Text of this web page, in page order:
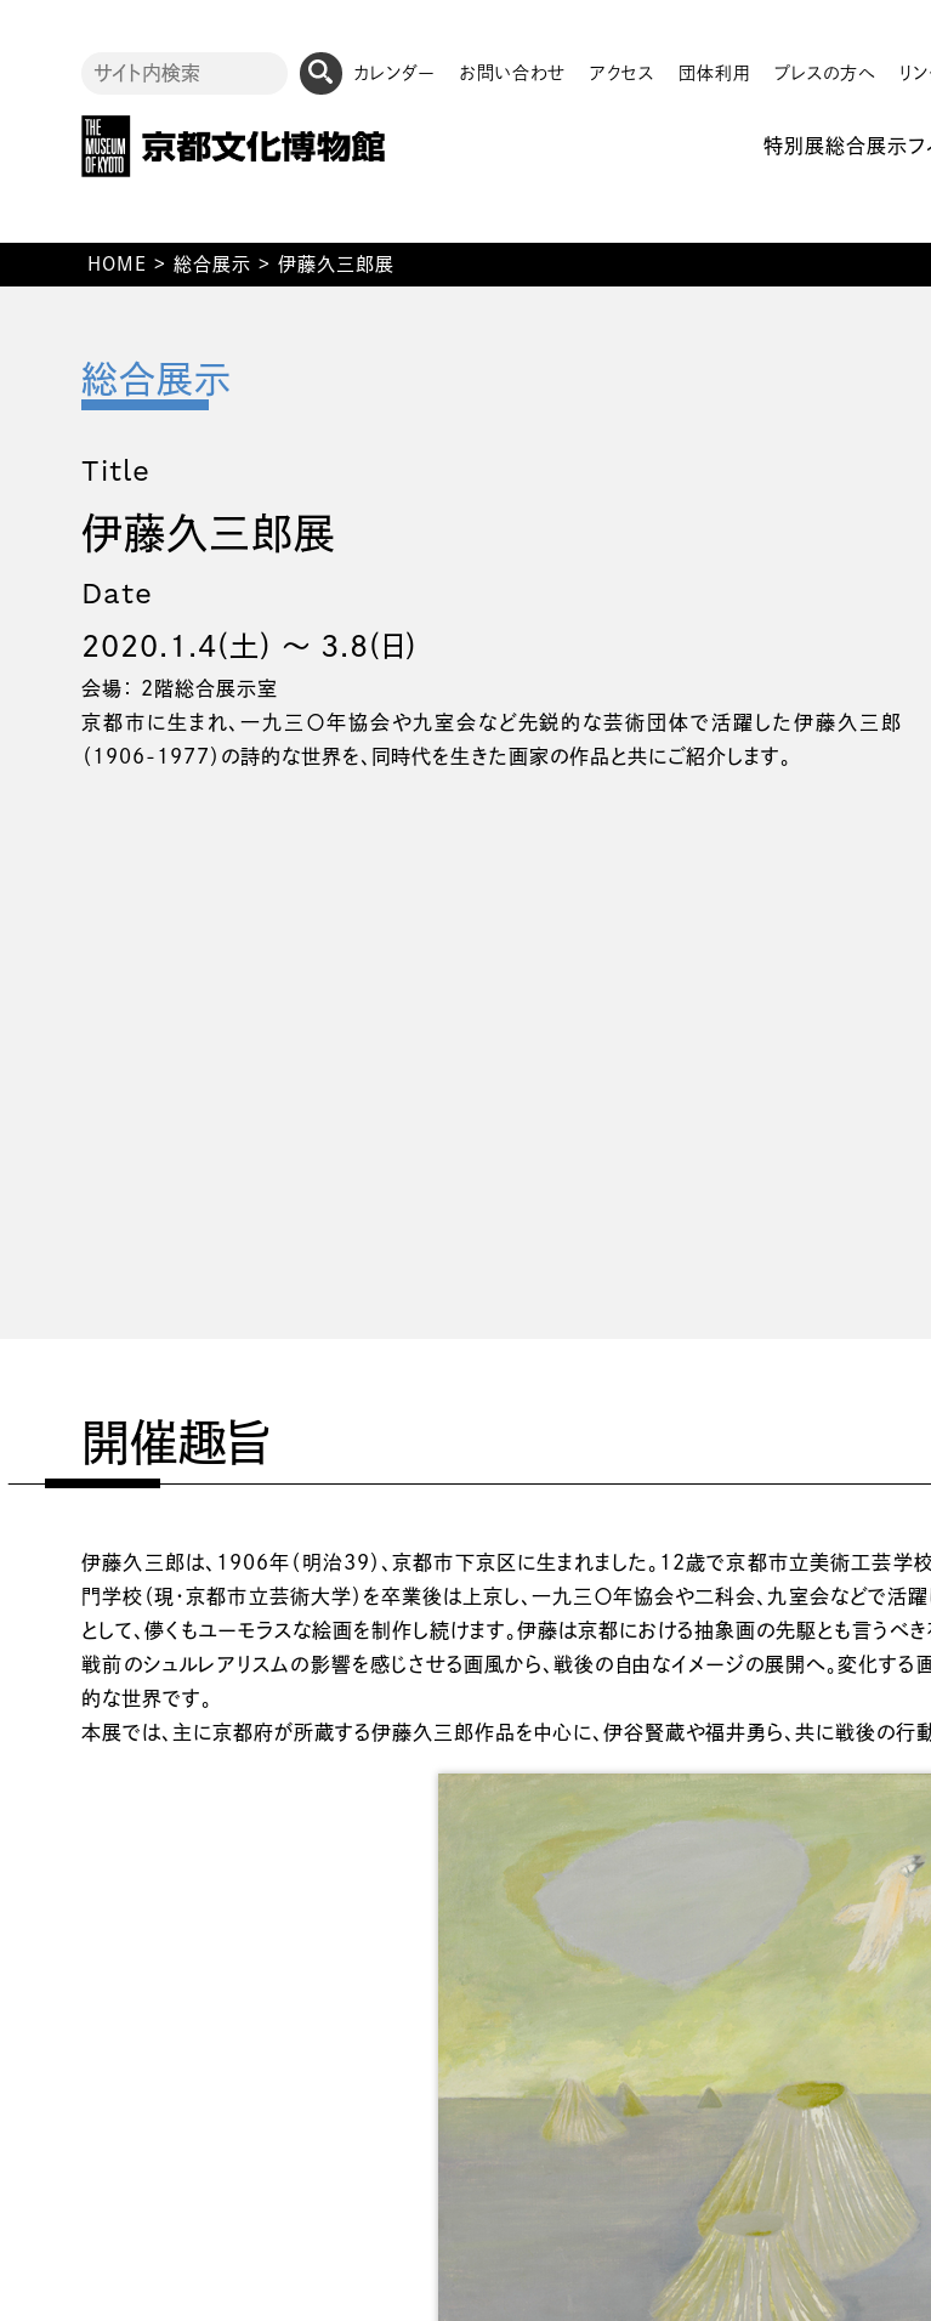
カレンダー お問い合わせ アクセス 団体利用 プレスの方へ リン
特別展総合展示フ
HOME > 総合展示 > 伊藤久三郎展
Title
伊藤久三郎展
Date
2020.1.4(土) 〜 3.8(日)
会場： 2階総合展示室
京都市に生まれ、一九三〇年協会や九室会など先鋭的な芸術団体で活躍した伊藤久三郎
（1906-1977）の詩的な世界を、同時代を生きた画家の作品と共にご紹介します。
開催趣旨
伊藤久三郎は、1906年（明治39）、京都市下京区に生まれました。12歳で京都市立美術工芸学
門学校（現・京都市立芸術大学）を卒業後は上京し、一九三〇年協会や二科会、九室会などで活
として、儚くもユーモラスな絵画を制作し続けます。伊藤は京都における抽象画の先駆とも言うべき
戦前のシュルレアリスムの影響を感じさせる画風から、戦後の自由なイメージの展開へ。変化す
的な世界です。
本展では、主に京都府が所蔵する伊藤久三郎作品を中心に、伊谷賢蔵や福井勇ら、共に戦後の行